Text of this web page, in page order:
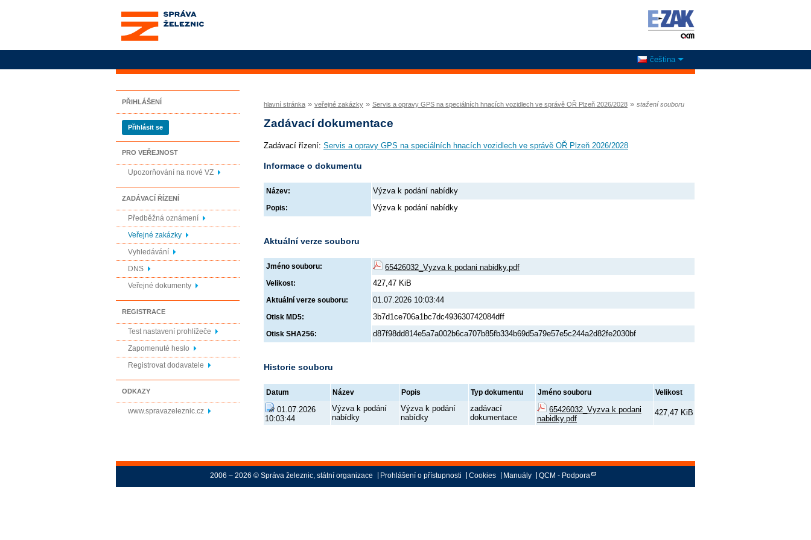
Správa železnic, státní
organizace
čeština
PŘIHLÁŠENÍ
Přihlásit se
PRO VEŘEJNOST
Upozorňování na nové VZ
ZADÁVACÍ ŘÍZENÍ
Předběžná oznámení
Veřejné zakázky
Vyhledávání
DNS
Veřejné dokumenty
REGISTRACE
Test nastavení prohlížeče
Zapomenuté heslo
Registrovat dodavatele
ODKAZY
www.spravazeleznic.cz
hlavní stránka » veřejné zakázky » Servis a opravy GPS na speciálních hnacích vozidlech ve správě OŘ Plzeň 2026/2028 » stažení souboru
Zadávací dokumentace
Zadávací řízení: Servis a opravy GPS na speciálních hnacích vozidlech ve správě OŘ Plzeň 2026/2028
Informace o dokumentu
Název: Výzva k podání nabídky
Popis: Výzva k podání nabídky
Aktuální verze souboru
Jméno souboru: 65426032_Vyzva k podani nabidky.pdf
Velikost: 427,47 KiB
Aktuální verze souboru: 01.07.2026 10:03:44
Otisk MD5: 3b7d1ce706a1bc7dc493630742084dff
Otisk SHA256: d87f98dd814e5a7a002b6ca707b85fb334b69d5a79e57e5c244a2d82fe2030bf
Historie souboru
Datum Název Popis Typ dokumentu Jméno souboru Velikost
01.07.2026
10:03:44
Výzva k podání
nabídky
Výzva k podání
nabídky
zadávací
dokumentace
65426032_Vyzva k podani
nabidky.pdf
427,47 KiB
2006 – 2026 © Správa železnic, státní organizace Prohlášení o přístupnosti Cookies Manuály QCM - Podpora